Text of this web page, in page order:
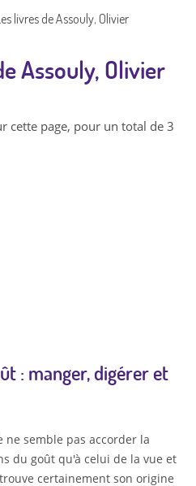
livres de Assouly, Olivier
Assouly, Olivier
cette page, pour un total de 3
: manger, digérer et
ne semble pas accorder la
du goût qu'à celui de la vue et
certainement son origine